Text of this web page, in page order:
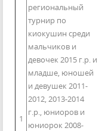
1
региональный
турнир по
киокушин среди
мальчиков и
девочек 2015 г.р. и
младше, юношей
и девушек 2011-
2012, 2013-2014
г.р., юниоров и
юниорок 2008-